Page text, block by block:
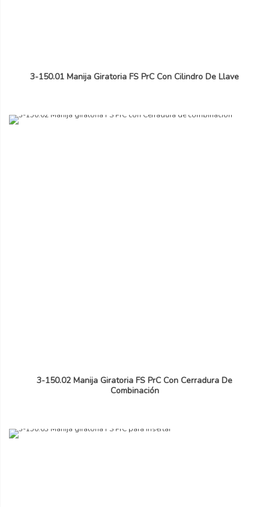
3-150.01 Manija Giratoria FS PrC Con Cilindro De Llave
3-150.02 Manija Giratoria FS PrC Con Cerradura De
Combinación